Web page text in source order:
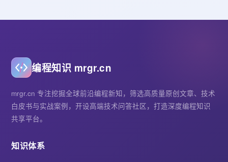
编程知识 mrgr.cn
mrgr.cn 专注挖掘全球前沿编程新知，筛选高质量原创文章、技术
白皮书与实战案例，开设高端技术问答社区，打造深度编程知识
共享平台。
知识体系